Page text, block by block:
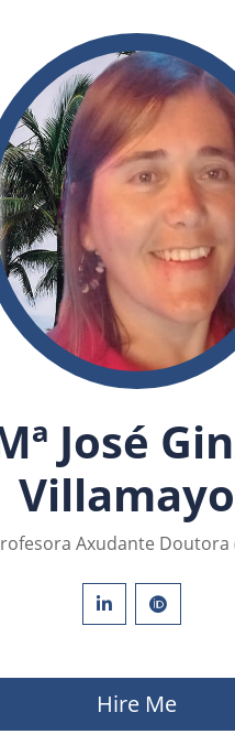
José
Axudante Doutora
Hire Me